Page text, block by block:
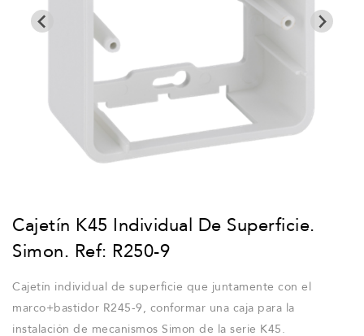
Cajetín K45 Individual De Superficie.
Simon. Ref: R250-9
Cajetín individual de superficie que juntamente con el
marco+bastidor R245-9, conformar una caja para la
instalación de mecanismos Simon de la serie K45.